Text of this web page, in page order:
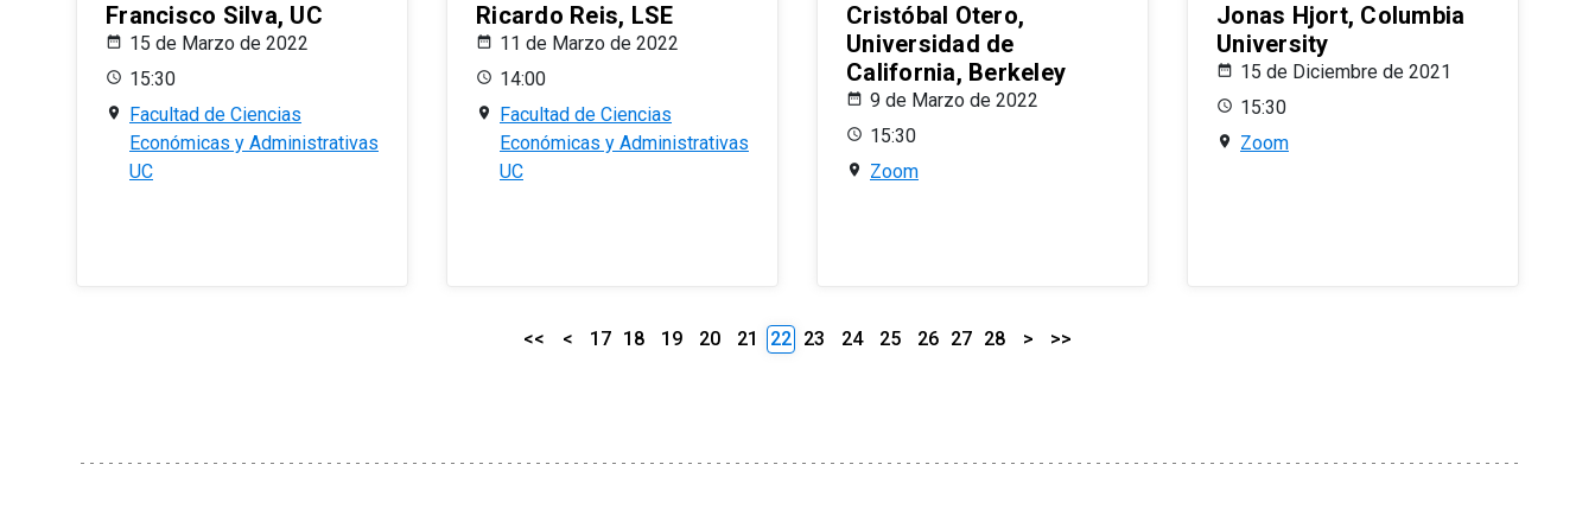
Francisco Silva, UC
15 de Marzo de 2022
15:30
Facultad de Ciencias
Económicas y Administrativas
UC
Ricardo Reis, LSE
11 de Marzo de 2022
14:00
Facultad de Ciencias
Económicas y Administrativas
UC
Cristóbal Otero,
Universidad de
California, Berkeley
9 de Marzo de 2022
15:30
Zoom
Jonas Hjort, Columbia
University
15 de Diciembre de 2021
15:30
Zoom
<< < 17 18 19 20 21 22 23 24 25 26 27 28 > >>